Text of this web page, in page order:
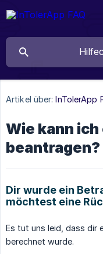
Artikel über: InTolerApp
Wie kann
beantragen?
Dir wurde ein
möchtest eine
Es tut uns leid, dass dir
berechnet wurde.